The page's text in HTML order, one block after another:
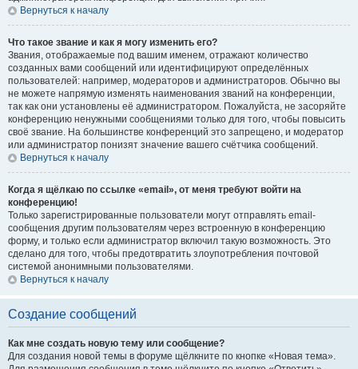
Вернуться к началу
Что такое звание и как я могу изменить его?
Звания, отображаемые под вашим именем, отражают количество
созданных вами сообщений или идентифицируют определённых
пользователей: например, модераторов и администраторов. Обычно вы
не можете напрямую изменять наименования званий на конференции,
так как они установлены её администратором. Пожалуйста, не засоряйте
конференцию ненужными сообщениями только для того, чтобы повысить
своё звание. На большинстве конференций это запрещено, и модератор
или администратор понизят значение вашего счётчика сообщений.
Вернуться к началу
Когда я щёлкаю по ссылке «email», от меня требуют войти на
конференцию!
Только зарегистрированные пользователи могут отправлять email-
сообщения другим пользователям через встроенную в конференцию
форму, и только если администратор включил такую возможность. Это
сделано для того, чтобы предотвратить злоупотребления почтовой
системой анонимными пользователями.
Вернуться к началу
Создание сообщений
Как мне создать новую тему или сообщение?
Для создания новой темы в форуме щёлкните по кнопке «Новая тема».